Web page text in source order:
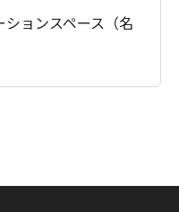
ョンスペース（名